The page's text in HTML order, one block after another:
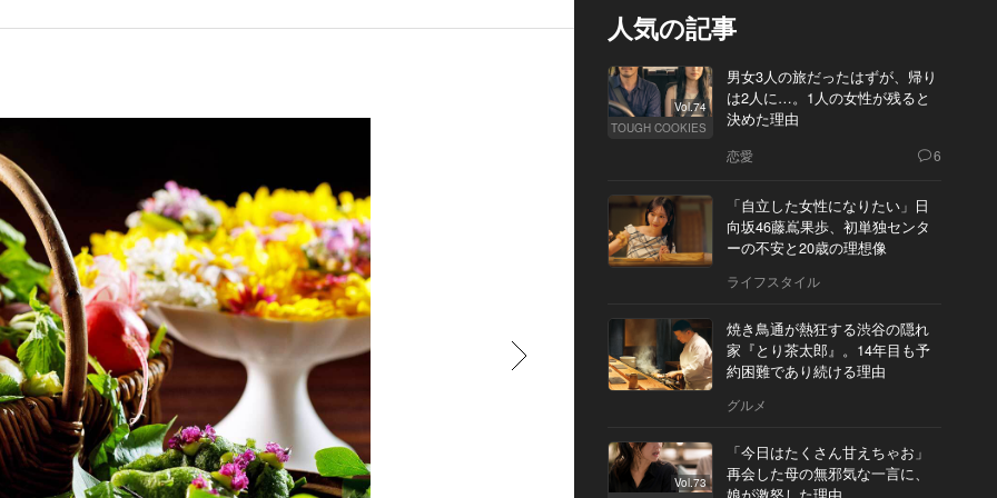
人気の記事
Vol.74
TOUGH COOKIES
男女3人の旅だったはずが、帰り
は2人に…。1人の女性が残ると
決めた理由
恋愛 6
「自立した女性になりたい」日
向坂46藤嶌果歩、初単独センタ
ーの不安と20歳の理想像
ライフスタイル
焼き鳥通が熱狂する渋谷の隠れ
家『とり茶太郎』。14年目も予
約困難であり続ける理由
グルメ
Vol.73
「今日はたくさん甘えちゃお」
再会した母の無邪気な一言に、